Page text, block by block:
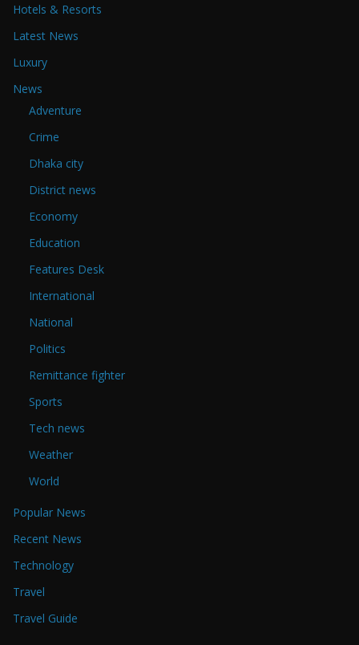
Hotels & Resorts
Latest News
Luxury
News
Adventure
Crime
Dhaka city
District news
Economy
Education
Features Desk
International
National
Politics
Remittance fighter
Sports
Tech news
Weather
World
Popular News
Recent News
Technology
Travel
Travel Guide